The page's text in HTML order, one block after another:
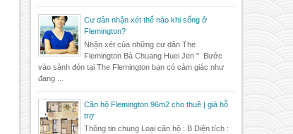
Cư dân nhận xét thế nào khi sống ở
Flemington?
Nhận xét của những cư dân The
Flemington Bà Chuang Huei Jen " Bước
vào sảnh đón tại The Flemington bạn có cảm giác như
đang ...
Căn hộ Flemington 96m2 cho thuê | giá hỗ
trợ
Thông tin chung Loại căn hộ : B Diện tích :